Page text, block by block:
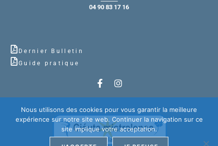
04 90 83 17 16
Dernier Bulletin
Guide pratique
Nous utilisons des cookies pour vous garantir la meilleure
expérience sur notre site web. Continuer la navigation sur ce
site implique votre acceptation.